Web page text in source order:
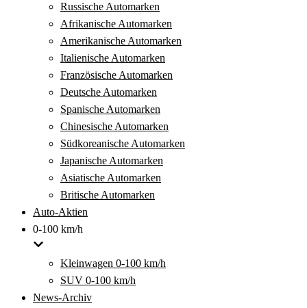
Russische Automarken
Afrikanische Automarken
Amerikanische Automarken
Italienische Automarken
Französische Automarken
Deutsche Automarken
Spanische Automarken
Chinesische Automarken
Südkoreanische Automarken
Japanische Automarken
Asiatische Automarken
Britische Automarken
Auto-Aktien
0-100 km/h
Kleinwagen 0-100 km/h
SUV 0-100 km/h
News-Archiv